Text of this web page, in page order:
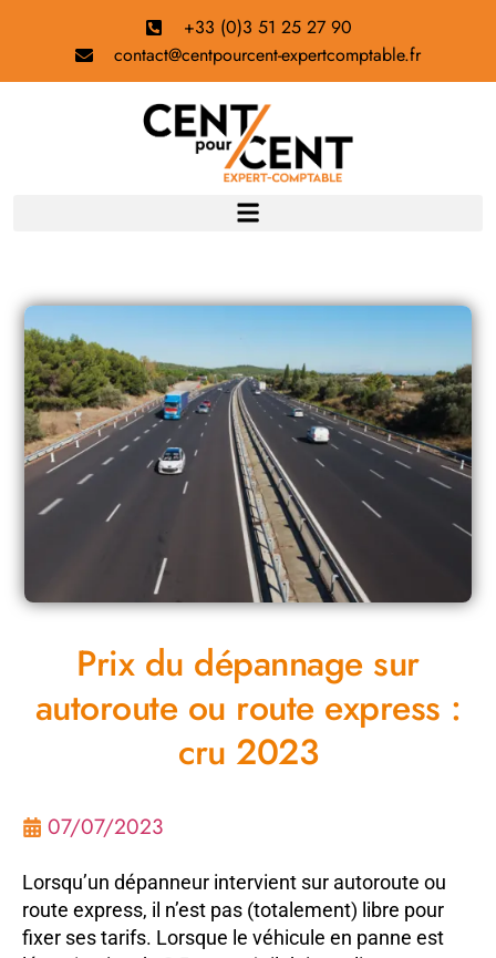
+33 (0)3 51 25 27 90
contact@centpourcent-expertcomptable.fr
Prix du dépannage sur
autoroute ou route express :
cru 2023
07/07/2023
Lorsqu’un dépanneur intervient sur autoroute ou
route express, il n’est pas (totalement) libre pour
fixer ses tarifs. Lorsque le véhicule en panne est